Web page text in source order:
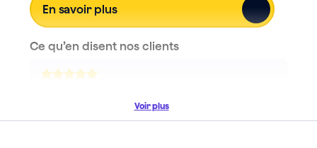
En savoir plus
Ce qu’en disent nos clients
Je lui confierai l'entretien de mon véhicule.
Voir plus